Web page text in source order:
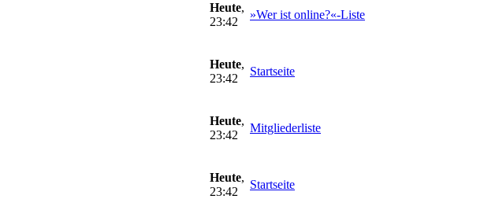
Heute,
23:42
»Wer ist online?«-Liste
Heute,
23:42
Startseite
Heute,
23:42
Mitgliederliste
Heute,
23:42
Startseite